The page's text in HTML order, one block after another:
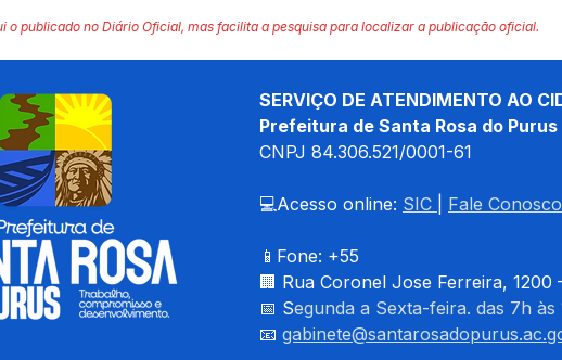
o publicado no Diário Oficial, mas facilita a pesquisa para localizar a publicação oficial.
SERVIÇO DE ATENDIMENTO AO
Prefeitura de Santa Rosa do
CNPJ 84.306.521/0001-61
💻Acesso online: SIC Fale Conosco
📱Fone: +55
🏢 Rua Coronel Jose Ferreira, 1200
📅 Segunda a Sexta-feira. das 7h às
📧